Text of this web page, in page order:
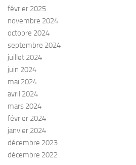
février 2025
novembre 2024
octobre 2024
septembre 2024
juillet 2024
juin 2024
mai 2024
avril 2024
mars 2024
février 2024
janvier 2024
décembre 2023
décembre 2022